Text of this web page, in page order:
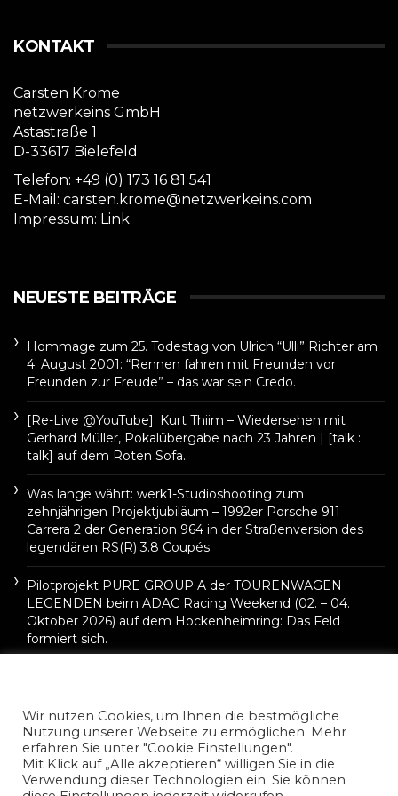
KONTAKT
Carsten Krome
netzwerkeins GmbH
Astastraße 1
D-33617 Bielefeld
Telefon: +49 (0) 173 16 81 541
E-Mail: carsten.krome@netzwerkeins.com
Impressum: Link
NEUESTE BEITRÄGE
Hommage zum 25. Todestag von Ulrich “Ulli” Richter am
4. August 2001: “Rennen fahren mit Freunden vor
Freunden zur Freude” – das war sein Credo.
[Re-Live @YouTube]: Kurt Thiim – Wiedersehen mit
Gerhard Müller, Pokalübergabe nach 23 Jahren | [talk :
talk] auf dem Roten Sofa.
Was lange währt: werk1-Studioshooting zum
zehnjährigen Projektjubiläum – 1992er Porsche 911
Carrera 2 der Generation 964 in der Straßenversion des
legendären RS(R) 3.8 Coupés.
Pilotprojekt PURE GROUP A der TOURENWAGEN
LEGENDEN beim ADAC Racing Weekend (02. – 04.
Oktober 2026) auf dem Hockenheimring: Das Feld
formiert sich.
Wir nutzen Cookies, um Ihnen die bestmögliche
Nutzung unserer Webseite zu ermöglichen. Mehr
erfahren Sie unter "Cookie Einstellungen".
Mit Klick auf „Alle akzeptieren“ willigen Sie in die
Verwendung dieser Technologien ein. Sie können